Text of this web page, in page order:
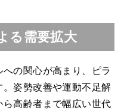
る需要拡大
の関心が高まり、ピラ
姿勢改善や運動不足解
高齢者まで幅広い世代